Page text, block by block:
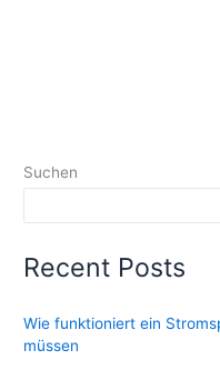
Suchen
Recent Posts
Wie funktioniert ein
müssen